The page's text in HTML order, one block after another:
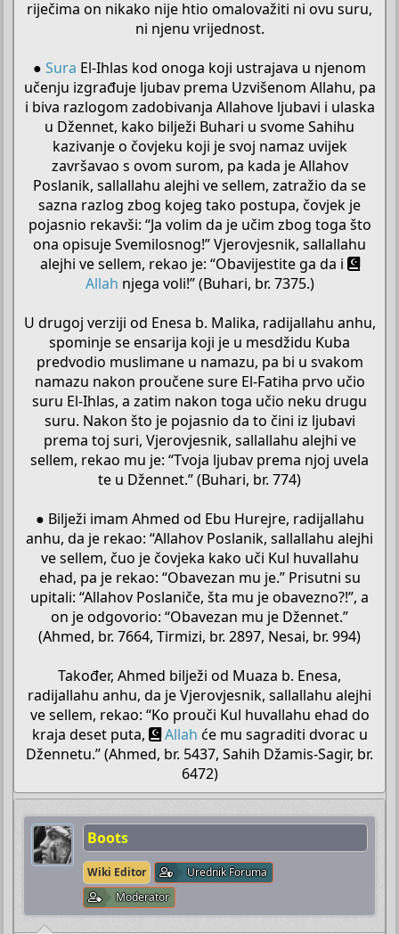
riječima on nikako nije htio omalovažiti ni ovu suru,
ni njenu vrijednost.
● Sura El-Ihlas kod onoga koji ustrajava u njenom
učenju izgrađuje ljubav prema Uzvišenom Allahu, pa
i biva razlogom zadobivanja Allahove ljubavi i ulaska
u Džennet, kako bilježi Buhari u svome Sahihu
kazivanje o čovjeku koji je svoj namaz uvijek
završavao s ovom surom, pa kada je Allahov
Poslanik, sallallahu alejhi ve sellem, zatražio da se
sazna razlog zbog kojeg tako postupa, čovjek je
pojasnio rekavši: “Ja volim da je učim zbog toga što
ona opisuje Svemilosnog!” Vjerovjesnik, sallallahu
alejhi ve sellem, rekao je: “Obavijestite ga da i
Allah njega voli!” (Buhari, br. 7375.)
U drugoj verziji od Enesa b. Malika, radijallahu anhu,
spominje se ensarija koji je u mesdžidu Kuba
predvodio muslimane u namazu, pa bi u svakom
namazu nakon proučene sure El-Fatiha prvo učio
suru El-Ihlas, a zatim nakon toga učio neku drugu
suru. Nakon što je pojasnio da to čini iz ljubavi
prema toj suri, Vjerovjesnik, sallallahu alejhi ve
sellem, rekao mu je: “Tvoja ljubav prema njoj uvela
te u Džennet.” (Buhari, br. 774)
● Bilježi imam Ahmed od Ebu Hurejre, radijallahu
anhu, da je rekao: “Allahov Poslanik, sallallahu alejhi
ve sellem, čuo je čovjeka kako uči Kul huvallahu
ehad, pa je rekao: “Obavezan mu je.” Prisutni su
upitali: “Allahov Poslaniče, šta mu je obavezno?!”, a
on je odgovorio: “Obavezan mu je Džennet.”
(Ahmed, br. 7664, Tirmizi, br. 2897, Nesai, br. 994)
Također, Ahmed bilježi od Muaza b. Enesa,
radijallahu anhu, da je Vjerovjesnik, sallallahu alejhi
ve sellem, rekao: “Ko prouči Kul huvallahu ehad do
kraja deset puta,
Allah će mu sagraditi dvorac u
Džennetu.” (Ahmed, br. 5437, Sahih Džamis-Sagir, br.
6472)​
Boots
Wiki Editor
Urednik Foruma
Moderator